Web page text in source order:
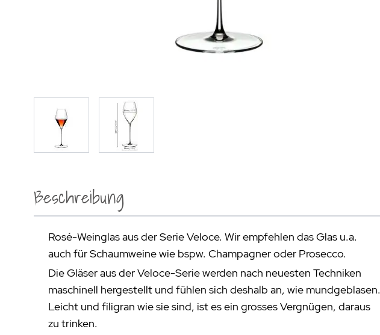
Beschreibung
Rosé-Weinglas aus der Serie Veloce. Wir empfehlen das Glas u.a.
auch für Schaumweine wie bspw. Champagner oder Prosecco.
Die Gläser aus der Veloce-Serie werden nach neuesten Techniken
maschinell hergestellt und fühlen sich deshalb an, wie mundgeblasen.
Leicht und filigran wie sie sind, ist es ein grosses Vergnügen, daraus
zu trinken.